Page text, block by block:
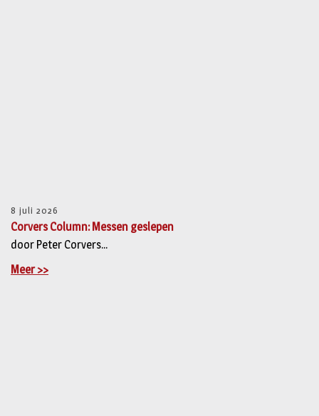
8 juli 2026
Corvers Column: Messen geslepen
door Peter Corvers...
Meer >>